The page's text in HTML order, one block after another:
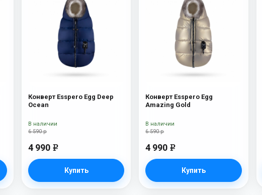
Конверт Esspero Egg Deep
Ocean
6 590 р
4 990 e
Купить
В наличии
Конверт Esspero Egg
Amazing Gold
6 590 р
4 990 e
Купить
В наличии